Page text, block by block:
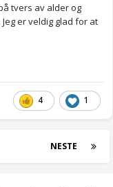
tvers av alder og
er veldig glad for at
4 1
NESTE